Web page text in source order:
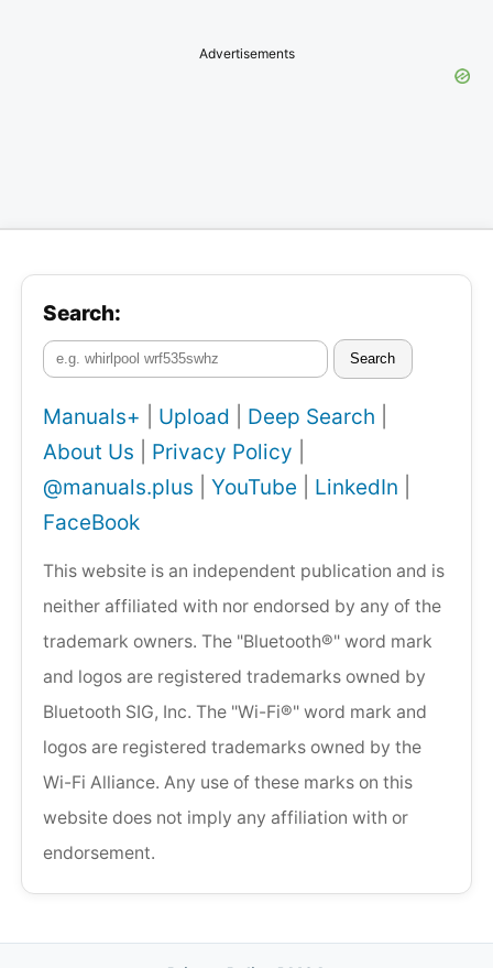
Advertisements
Search:
Search
Manuals+ Upload Deep Search
About Us
Privacy Policy
@manuals.plus
YouTube LinkedIn
FaceBook
This website is an independent publication and is
neither affiliated with nor endorsed by any of the
trademark owners. The "Bluetooth®" word mark
and logos are registered trademarks owned by
Bluetooth SIG, Inc. The "Wi-Fi®" word mark and
logos are registered trademarks owned by the
Wi-Fi Alliance. Any use of these marks on this
website does not imply any affiliation with or
endorsement.